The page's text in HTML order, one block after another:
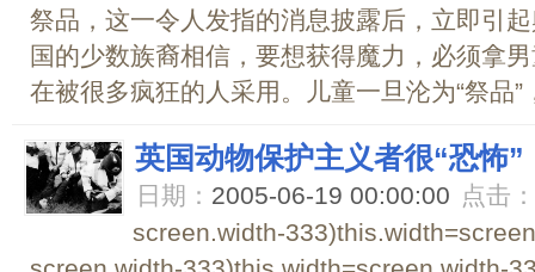
祭品，这一令人发指的消息披露后，立即引
国的少数族裔相信，要想获得魔力，必须拿
在被很多疯狂的人采用。儿童一旦沦为“祭品
英国动物保护主义者很“恐怖”
日期： 2005-06-19 00:00:00 点击：
screen.width-